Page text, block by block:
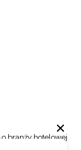
branży hotelowej